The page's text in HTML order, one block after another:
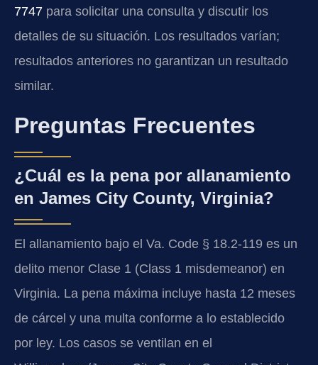
7747 para solicitar una consulta y discutir los
detalles de su situación. Los resultados varían;
resultados anteriores no garantizan un resultado
similar.
Preguntas Frecuentes
¿Cuál es la pena por allanamiento
en James City County, Virginia?
El allanamiento bajo el Va. Code § 18.2-119 es un
delito menor Clase 1 (Class 1 misdemeanor) en
Virginia. La pena máxima incluye hasta 12 meses
de cárcel y una multa conforme a lo establecido
por ley. Los casos se ventilan en el